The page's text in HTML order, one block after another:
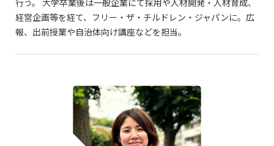
行う。 大学卒業後は一般企業にて採用や人材開発・人材育成、
経営企画等を経て、フリー・ザ・チルドレン・ジャパンに。広
報、出前授業や自治体向け講座などを担当。